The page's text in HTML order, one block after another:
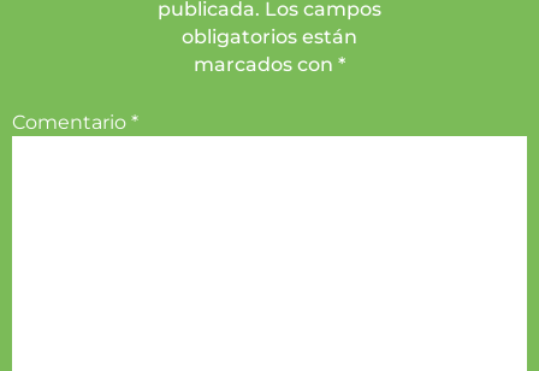
publicada. Los campos
obligatorios están
marcados con *
Comentario *